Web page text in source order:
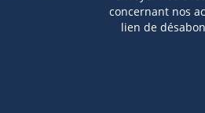
concernant nos
lien de